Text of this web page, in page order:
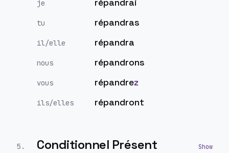
je
tu répandras
il/elle répandra
nous répandrons
vous répandrez
ils/elles répandront
5 . Conditionnel Présent